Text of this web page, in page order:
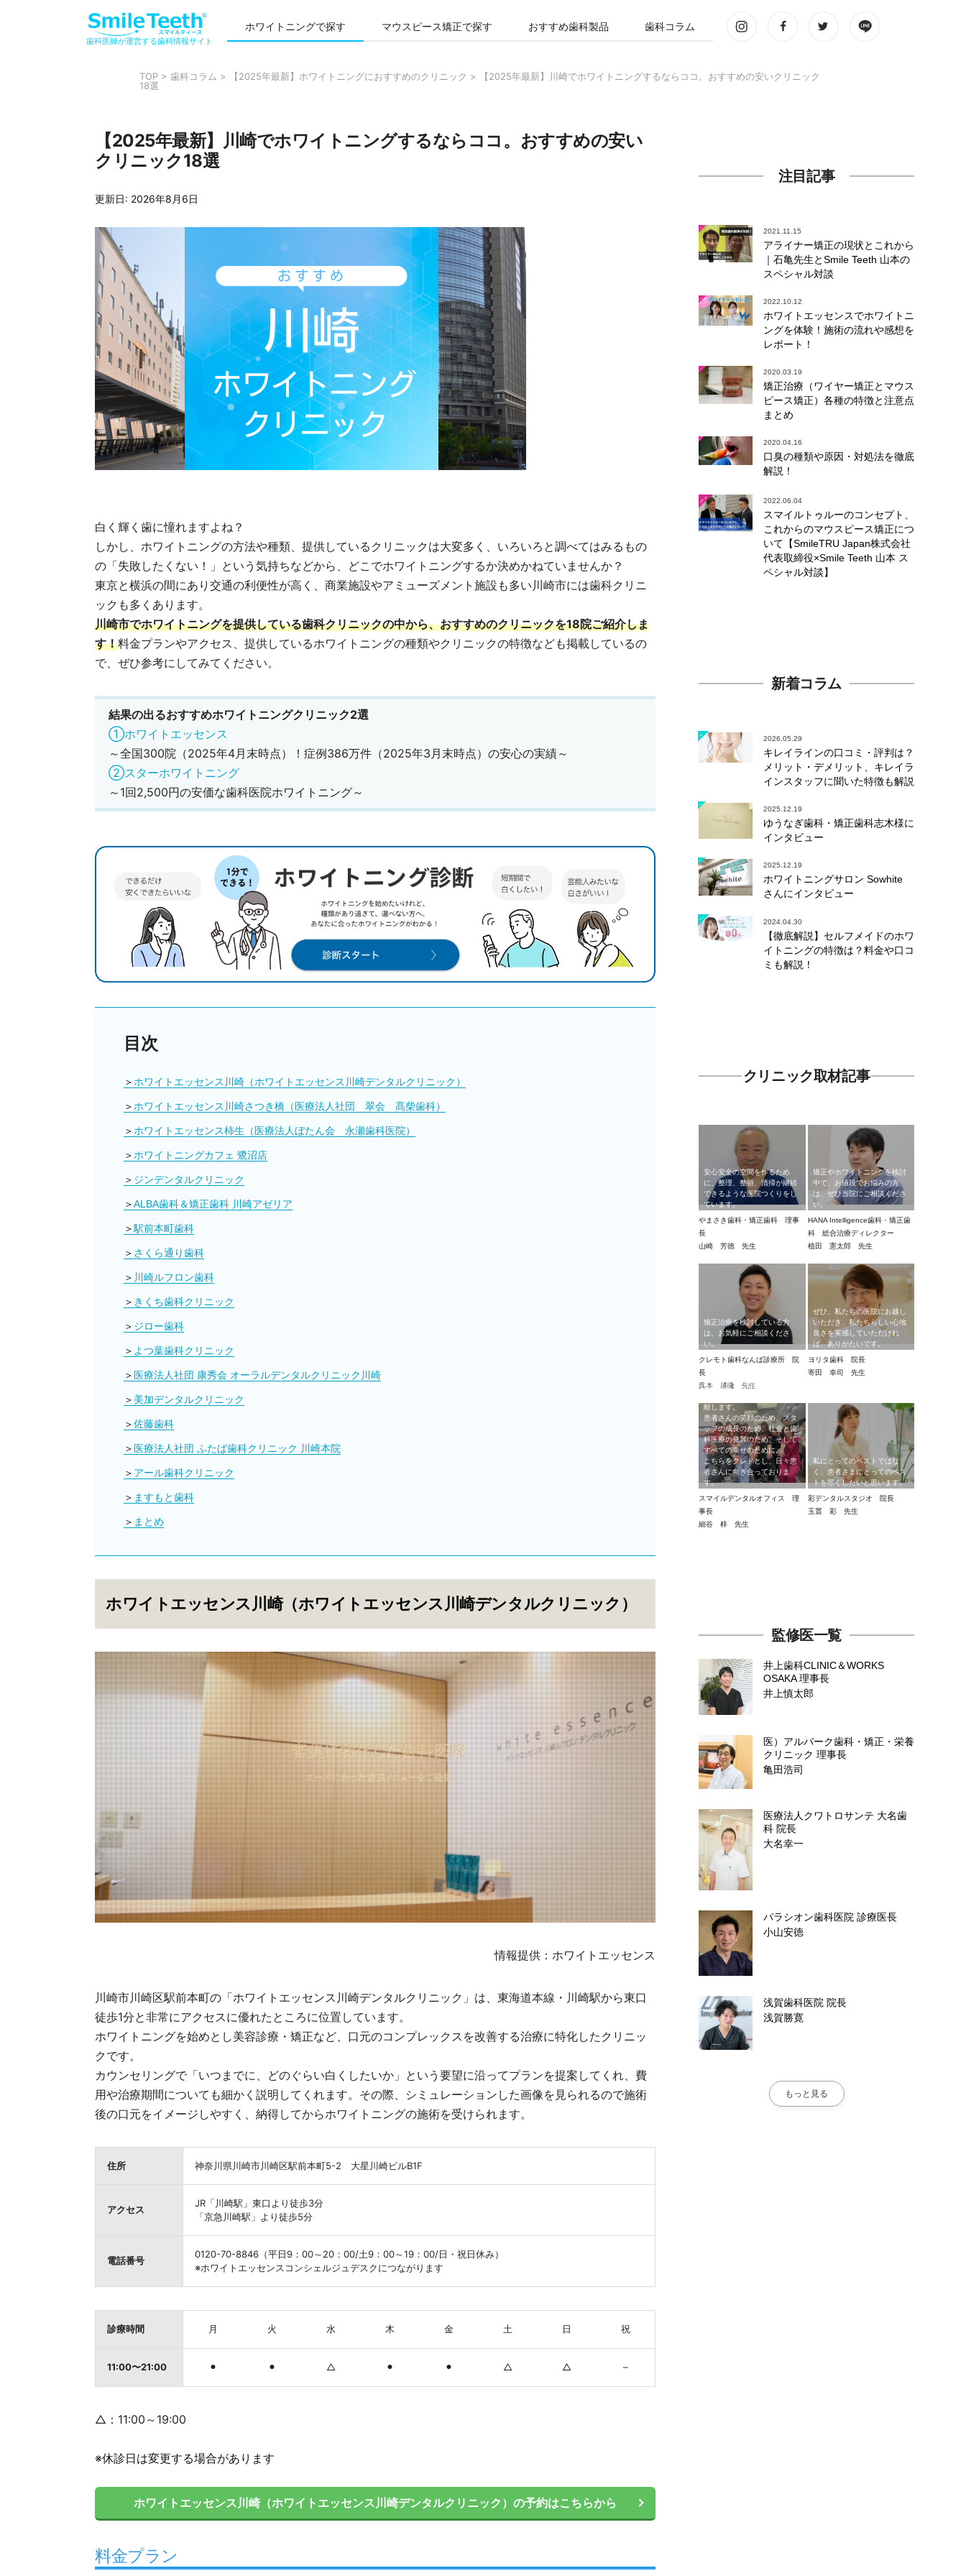
歯科医師が運営する歯科情報サイト
ホワイトニングで探す マウスピース矯正で探す おすすめ歯科製品 歯科コラム
TOP >歯科コラム > 【2025年最新】ホワイトニングにおすすめのクリニック >
【2025年最新】川崎でホワイトニングするならココ。おすすめの安いクリニック
18選
【2025年最新】川崎でホワイトニングするならココ。おすすめの安い
クリニック18選
更新日: 2026年8月6日
白く輝く歯に憧れますよね？
しかし、ホワイトニングの方法や種類、提供しているクリニックは大変多く、いろいろと調べてはみるもの
の「失敗したくない！」という気持ちなどから、どこでホワイトニングするか決めかねていませんか？
東京と横浜の間にあり交通の利便性が高く、商業施設やアミューズメント施設も多い川崎市には歯科クリニ
ックも多くあります。
川崎市でホワイトニングを提供している歯科クリニックの中から、おすすめのクリニックを18院ご紹介しま
す！料金プランやアクセス、提供しているホワイトニングの種類やクリニックの特徴なども掲載しているの
で、ぜひ参考にしてみてください。
結果の出るおすすめホワイトニングクリニック2選
①ホワイトエッセンス
～全国300院（2025年4月末時点）！症例386万件（2025年3月末時点）の安心の実績～
②スターホワイトニング
～1回2,500円の安価な歯科医院ホワイトニング～
目次
ホワイトエッセンス川崎（ホワイトエッセンス川崎デンタルクリニック）
ホワイトエッセンス川崎さつき橋（医療法人社団 翠会 髙柴歯科）
ホワイトエッセンス柿生（医療法人ぼたん会 永瀬歯科医院）
ホワイトニングカフェ 鷺沼店
ジンデンタルクリニック
ALBA歯科＆矯正歯科 川崎アゼリア
駅前本町歯科
さくら通り歯科
川崎ルフロン歯科
きくち歯科クリニック
ジロー歯科
よつ葉歯科クリニック
医療法人社団 康秀会 オーラルデンタルクリニック川崎
美加デンタルクリニック
佐藤歯科
医療法人社団 ふたば歯科クリニック 川崎本院
アール歯科クリニック
ますもと歯科
まとめ
ホワイトエッセンス川崎（ホワイトエッセンス川崎デンタルクリニック）
情報提供：ホワイトエッセンス
川崎市川崎区駅前本町の「ホワイトエッセンス川崎デンタルクリニック」は、東海道本線・川崎駅から東口
徒歩1分と非常にアクセスに優れたところに位置しています。
ホワイトニングを始めとし美容診療・矯正など、口元のコンプレックスを改善する治療に特化したクリニッ
クです。
カウンセリングで「いつまでに、どのぐらい白くしたいか」という要望に沿ってプランを提案してくれ、費
用や治療期間についても細かく説明してくれます。その際、シミュレーションした画像を見られるので施術
後の口元をイメージしやすく、納得してからホワイトニングの施術を受けられます。
住所 神奈川県川崎市川崎区駅前本町5-2 大星川崎ビルB1F
アクセス
JR「川崎駅」東口より徒歩3分
「京急川崎駅」より徒歩5分
電話番号
0120-70-8846（平日9：00～20：00/土9：00～19：00/日・祝日休み）
※ホワイトエッセンスコンシェルジュデスクにつながります
診療時間 月 火 水 木 金 土 日 祝
11:00〜21:00 ⚫︎ ⚫︎ △ ⚫︎ ⚫︎ △ △ –
△：11:00～19:00
※休診日は変更する場合があります
ホワイトエッセンス川崎（ホワイトエッセンス川崎デンタルクリニック）の予約はこちらから
料金プラン
注目記事
2021.11.15
アライナー矯正の現状とこれから
｜石亀先生とSmile Teeth 山本の
スペシャル対談
2022.10.12
ホワイトエッセンスでホワイトニ
ングを体験！施術の流れや感想を
レポート！
2020.03.19
矯正治療（ワイヤー矯正とマウス
ピース矯正）各種の特徴と注意点
まとめ
2020.04.16
口臭の種類や原因・対処法を徹底
解説！
2022.06.04
スマイルトゥルーのコンセプト、
これからのマウスピース矯正につ
いて【SmileTRU Japan株式会社
代表取締役×Smile Teeth 山本 ス
ペシャル対談】
新着コラム
2026.05.29
キレイラインの口コミ・評判は？
メリット・デメリット、キレイラ
インスタッフに聞いた特徴も解説
2025.12.19
ゆうなぎ歯科・矯正歯科志木様に
インタビュー
2025.12.19
ホワイトニングサロン Sowhite
さんにインタビュー
2024.04.30
【徹底解説】セルフメイドのホワ
イトニングの特徴は？料金や口コ
ミも解説！
クリニック取材記事
安心安全の空間を作るため
に、整理、整頓、清掃が継続
できるような医院つくりをし
ています。
やまさき歯科・矯正歯科 理事
長
山崎 芳徳 先生
矯正やホワイトニングを検討
中で、お値段でお悩みの方
は、ぜひ当院にご相談くださ
い。
HANA Intelligence歯科・矯正歯
科 総合治療ディレクター
植田 憲太郎 先生
矯正治療を検討している方
は、お気軽にご相談くださ
い。
クレモト歯科なんば診療所 院
長
呉本 勝隆 先生
ぜひ、私たちの医院にお越し
いただき、私たちらしい心地
良さを実感していただけれ
ば、ありがたいです。
ヨリタ歯科 院長
寄田 幸司 先生
医院理念”四方良し”
献します。
患者さんの笑顔のため、スタ
ッフの成長のため、社会と歯
科医療の発展のため、そして
すべての幸せのために。
こちらをクレドとし、日々患
者さんに向き合っておりま
す。
スマイルデンタルオフィス 理
事長
細谷 梓 先生
私にとってのベストではな
く、患者さまにとってのベス
トを尽くしたいと思います。
彩デンタルスタジオ 院長
玉置 彩 先生
監修医一覧
井上歯科CLINIC＆WORKS
OSAKA理事長
井上慎太郎
医）アルパーク歯科・矯正・栄養
クリニック 理事長
亀田浩司
医療法人クワトロサンテ 大名歯
科 院長
大名幸一
パラシオン歯科医院 診療医長
小山安徳
浅賀歯科医院 院長
浅賀勝寛
もっと見る